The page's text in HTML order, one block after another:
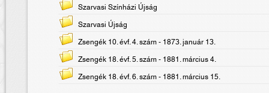
Szarvasi Színházi Újság
Szarvasi Újság
Zsengék 10. évf. 4. szám - 1873. január 13.
Zsengék 18. évf. 5. szám - 1881. március 4.
Zsengék 18. évf. 6. szám - 1881. március 15.